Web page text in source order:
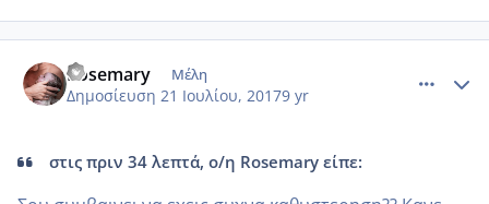
Rosemary Μέλη
Δημοσίευση 21 Ιουλίου, 20179 yr
στις πριν 34 λεπτά, ο/η Rosemary είπε: